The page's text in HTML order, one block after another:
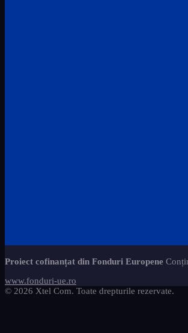
Proiect cofinanțat din Fonduri Europene
www.fonduri-ue.ro
© 2026 Xtel Com. Toate drepturile rezervate.